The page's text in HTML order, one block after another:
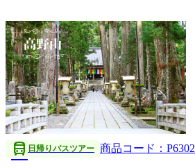
directions_bus 日帰りバスツアー 商品コード：P6302